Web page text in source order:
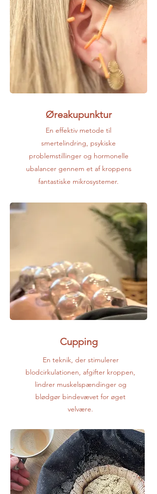
Øreakupunktur
En effektiv metode til
smertelindring, psykiske
problemstillinger og hormonelle
ubalancer gennem et af kroppens
fantastiske mikrosystemer.​​
Cupping
En teknik, der stimulerer
blodcirkulationen, afgifter kroppen,
lindrer muskelspændinger og
blødgør bindevævet for øget
velvære.​